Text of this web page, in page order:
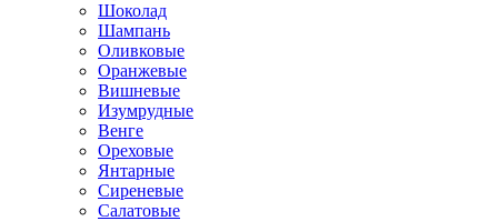
Шоколад
Шампань
Оливковые
Оранжевые
Вишневые
Изумрудные
Венге
Ореховые
Янтарные
Сиреневые
Салатовые